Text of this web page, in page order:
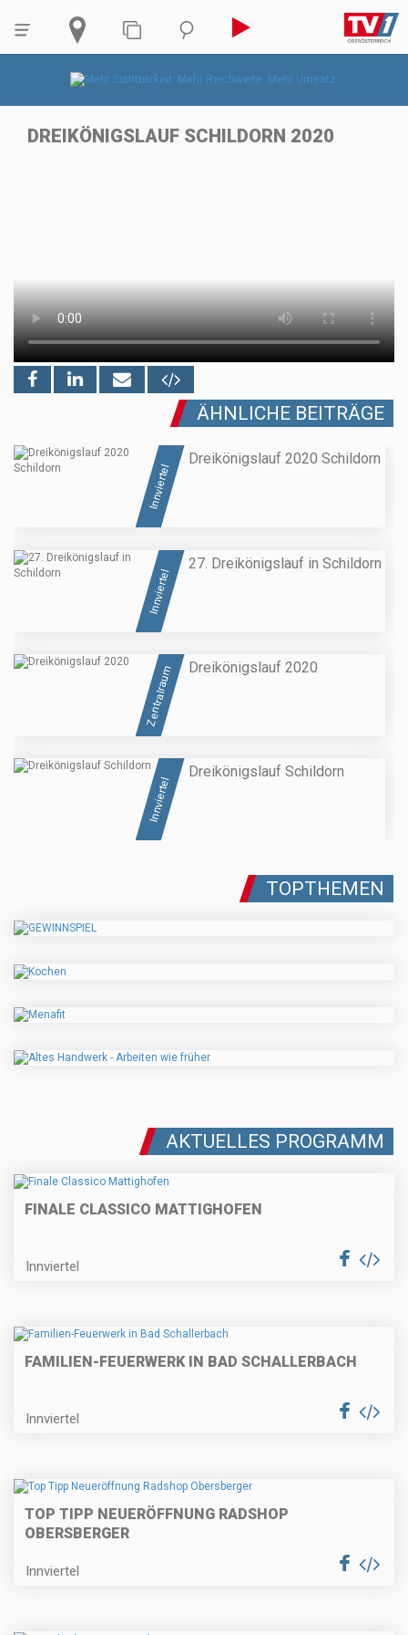
DREIKÖNIGSLAUF SCHILDORN 2020
ÄHNLICHE BEITRÄGE
Innviertel
Dreikönigslauf 2020 Schildorn
Innviertel
27. Dreikönigslauf in Schildorn
Zentralraum Dreikönigslauf 2020
Innviertel
Dreikönigslauf Schildorn
TOPTHEMEN
AKTUELLES PROGRAMM
FINALE CLASSICO MATTIGHOFEN
Innviertel
FAMILIEN-FEUERWERK IN BAD SCHALLERBACH
Innviertel
TOP TIPP NEUERÖFFNUNG RADSHOP
OBERSBERGER
Innviertel